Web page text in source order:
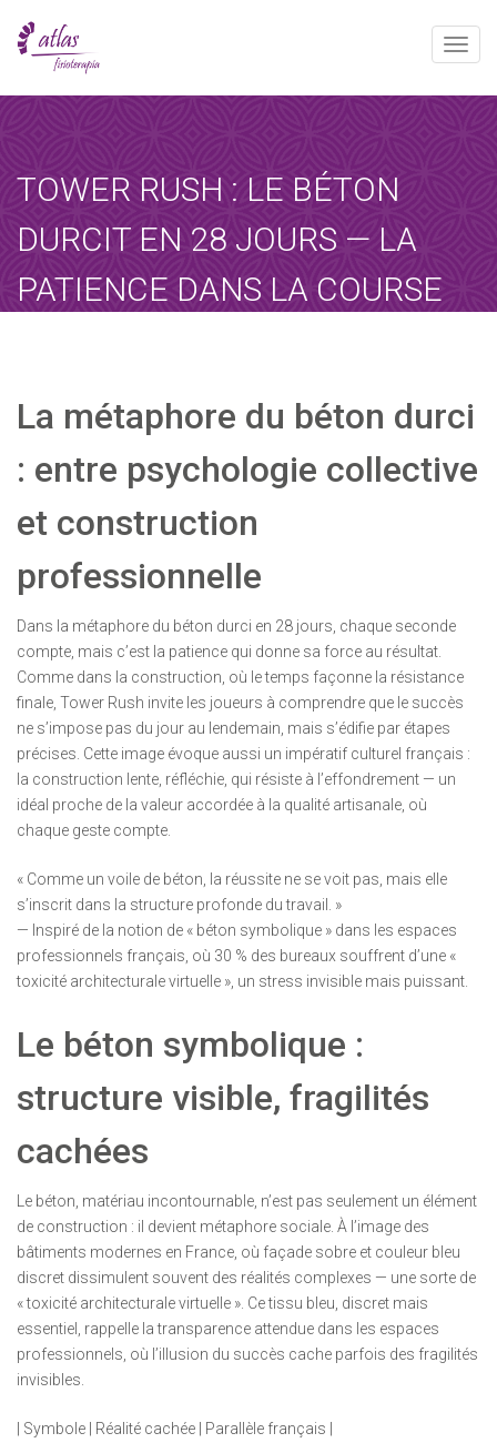
Toggle
TOWER RUSH : LE BÉTON
DURCIT EN 28 JOURS — LA
PATIENCE DANS LA COURSE
Home - Sin categoría-Tower Rush :…
La métaphore du béton durci
: entre psychologie collective
et construction
professionnelle
Dans la métaphore du béton durci en 28 jours, chaque seconde
compte, mais c’est la patience qui donne sa force au résultat.
Comme dans la construction, où le temps façonne la résistance
finale, Tower Rush invite les joueurs à comprendre que le succès
ne s’impose pas du jour au lendemain, mais s’édifie par étapes
précises. Cette image évoque aussi un impératif culturel français :
la construction lente, réfléchie, qui résiste à l’effondrement — un
idéal proche de la valeur accordée à la qualité artisanale, où
chaque geste compte.
« Comme un voile de béton, la réussite ne se voit pas, mais elle
s’inscrit dans la structure profonde du travail. »
— Inspiré de la notion de « béton symbolique » dans les espaces
professionnels français, où 30 % des bureaux souffrent d’une «
toxicité architecturale virtuelle », un stress invisible mais puissant.
Le béton symbolique :
structure visible, fragilités
cachées
Le béton, matériau incontournable, n’est pas seulement un élément
de construction : il devient métaphore sociale. À l’image des
bâtiments modernes en France, où façade sobre et couleur bleu
discret dissimulent souvent des réalités complexes — une sorte de
« toxicité architecturale virtuelle ». Ce tissu bleu, discret mais
essentiel, rappelle la transparence attendue dans les espaces
professionnels, où l’illusion du succès cache parfois des fragilités
invisibles.
| Symbole | Réalité cachée | Parallèle français |